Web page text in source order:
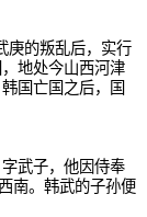
庚的叛乱后，实行
地处今山西河津
国亡国之后，国
武子，他因侍奉
南。韩武的子孙便